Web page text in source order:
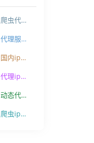
爬虫代理ip
代理服务器
国内ip代理
代理ip软件
动态代理ip
爬虫ip代理